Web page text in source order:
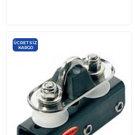
ÜCRETSIZ
KARGO